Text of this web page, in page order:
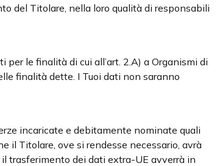
del Titolare, nella loro qualità di responsabili
per le finalità di cui all’art. 2.A) a Organismi di
finalità dette. I Tuoi dati non saranno
incaricate e debitamente nominate quali
il Titolare, ove si rendesse necessario, avrà
il trasferimento dei dati extra-UE avverrà in